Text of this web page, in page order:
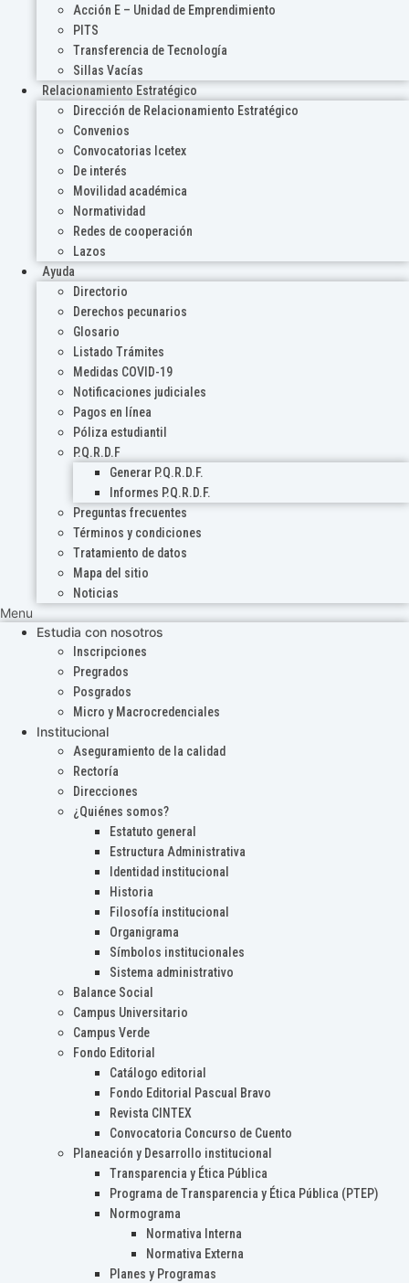
Acción E – Unidad de Emprendimiento
PITS
Transferencia de Tecnología
Sillas Vacías
Relacionamiento Estratégico
Dirección de Relacionamiento Estratégico
Convenios
Convocatorias Icetex
De interés
Movilidad académica
Normatividad
Redes de cooperación
Lazos
Ayuda
Directorio
Derechos pecunarios
Glosario
Listado Trámites
Medidas COVID-19
Notificaciones judiciales
Pagos en línea
Póliza estudiantil
P.Q.R.D.F
Generar P.Q.R.D.F.
Informes P.Q.R.D.F.
Preguntas frecuentes
Términos y condiciones
Tratamiento de datos
Mapa del sitio
Noticias
Menu
Estudia con nosotros
Inscripciones
Pregrados
Posgrados
Micro y Macrocredenciales
Institucional
Aseguramiento de la calidad
Rectoría
Direcciones
¿Quiénes somos?
Estatuto general
Estructura Administrativa
Identidad institucional
Historia
Filosofía institucional
Organigrama
Símbolos institucionales
Sistema administrativo
Balance Social
Campus Universitario
Campus Verde
Fondo Editorial
Catálogo editorial
Fondo Editorial Pascual Bravo
Revista CINTEX
Convocatoria Concurso de Cuento
Planeación y Desarrollo institucional
Transparencia y Ética Pública
Programa de Transparencia y Ética Pública (PTEP)
Normograma
Normativa Interna
Normativa Externa
Planes y Programas